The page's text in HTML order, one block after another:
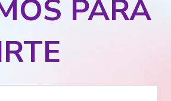
PARA